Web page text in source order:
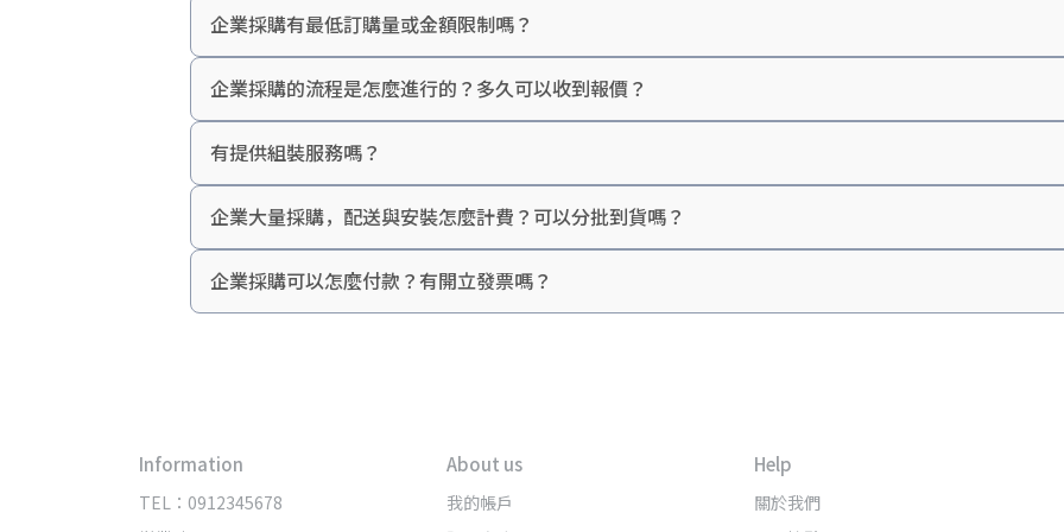
企業採購有最低訂購量或金額限制嗎？
aka沒有最低訂購量限制，但單筆訂單金額較高或數量較多時，可以享有企業專案優惠折扣與專人規劃服務。
若是整組辦公桌規劃（電動升降桌＋螢幕架＋電源座），建議先加入
企業採購的流程是怎麼進行的？多久可以收到報價？
有提供組裝服務嗎？
企業大量採購，配送與安裝怎麼計費？可以分批到貨嗎？
企業採購可以怎麼付款？有開立發票嗎？
Information
TEL：0912345678
About us
我的帳戶
Help
關於我們